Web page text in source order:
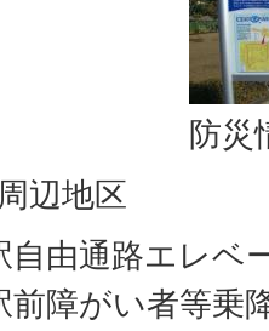
防災
辺地区
自由通路エレベ
前障がい者等乗